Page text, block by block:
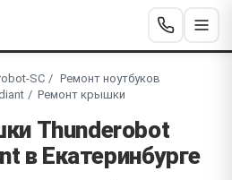
SC
Ремонт ноутбуков
Ремонт крышки
Thunderobot
в Екатеринбурге